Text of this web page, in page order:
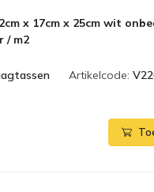
x 17cm x 25cm wit
/ m2
Artikelcode: